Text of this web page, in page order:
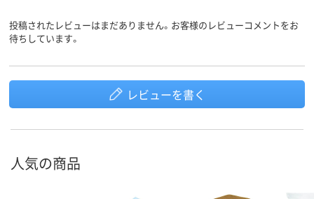
投稿されたレビューはまだありません。お客様のレビューコメントをお
待ちしています。
レビューを書く
人気の商品